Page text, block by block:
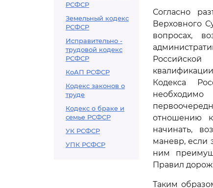
РСФСР
Земельный кодекс
РСФСР
Исправительно -
трудовой кодекс
РСФСР
КоАП РСФСР
Кодекс законов о
труде
Кодекс о браке и
семье РСФСР
УК РСФСР
УПК РСФСР
Согласно
Верховного
вопросах,
Кодекса
отношению
начинать,
маневр, если
ним
Правил
Таким